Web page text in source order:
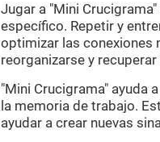
Jugar a "Mini
específico. Repetir y
optimizar las conexiones
reorganizarse y
"Mini Crucigrama" ayuda
la memoria de trabajo.
ayudar a crear nuevas